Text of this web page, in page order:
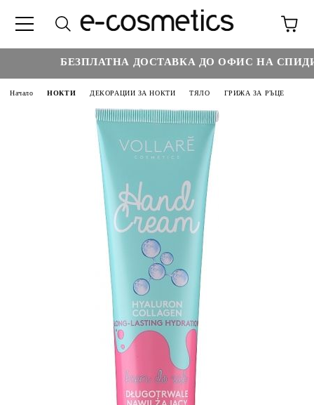
БЕЗПЛАТНА ДОСТАВКА ДО ОФИС НА СПИДИ
Начало НОКТИ ДЕКОРАЦИИ ЗА НОКТИ ТЯЛО ГРИЖА ЗА РЪЦЕ